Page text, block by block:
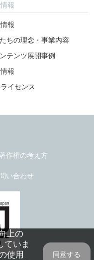
報
報
ちの理念・事業内容
テンツ展開事例
報
イセンス
著作権の考え方
い合わせ
上の
ていま
使用
同意する